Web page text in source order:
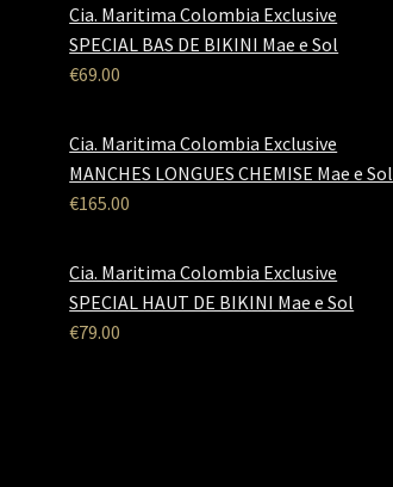
Cia. Maritima Colombia Exclusive
SPECIAL BAS DE BIKINI Mae e Sol
€69.00
Cia. Maritima Colombia Exclusive
MANCHES LONGUES CHEMISE Mae e Sol
€165.00
Cia. Maritima Colombia Exclusive
SPECIAL HAUT DE BIKINI Mae e Sol
€79.00